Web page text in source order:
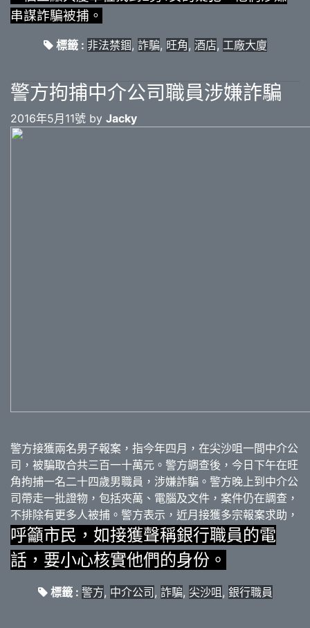
串謀詐騙被捕。
標籤 : 非法禁錮, 詐騙, 旺角, 酒店, 工廠大廈
警方拘捕中介公司職員涉嫌詐騙
2016年5月11號 by Jacky
警方接獲兩名男子報案，指今年四月，在尖沙咀一間中介公
司，被騙取合共三百一十萬元。警方調查後，今日下午在旺
角拘捕一名二十四歲男職員，涉嫌詐騙。警方晚上到中介公
司帶走一批證物，包括夾萬、電腦及文件，案件仍在調查，
不排除有更多人被捕。警方表示，近月接獲多宗報案求助，
呼籲市民，如接獲聲稱銀行職員的電
話，要小心核實他們的身份。
標籤 : 警方, 中介公司 , 詐騙, 尖沙咀 , 銀行職員